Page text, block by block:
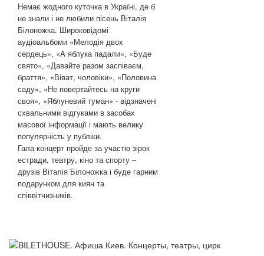
Немає жодного куточка в Україні, де б
не знали і не любили пісень Віталія
Білоножка. Широковідомі
аудіоальбоми «Мелодія двох
сердець», «А яблука падали», «Буде
свято», «Давайте разом заспіваєм,
браття», «Віват, чоловіки», «Половина
саду», «Не повертайтесь на круги
своя», «Яблуневий туман» - відзначені
схвальними відгуками в засобах
масової інформації і мають велику
популярність у публіки.
Гала-концерт пройде за участю зірок
естради, театру, кіно та спорту –
друзів Віталія Білоножка і буде гарним
подарунком для киян та
співвітчизників.